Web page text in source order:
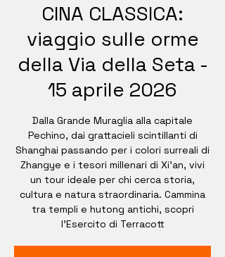
CINA CLASSICA:
viaggio sulle orme
della Via della Seta -
15 aprile 2026
Dalla Grande Muraglia alla capitale
Pechino, dai grattacieli scintillanti di
Shanghai passando per i colori surreali di
Zhangye e i tesori millenari di Xi’an, vivi
un tour ideale per chi cerca storia,
cultura e natura straordinaria. Cammina
tra templi e hutong antichi, scopri
l’Esercito di Terracott